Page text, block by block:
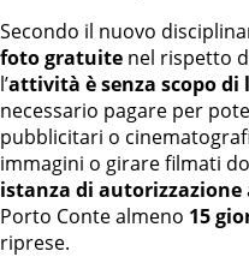
Secondo il nuovo
foto gratuite nel rispetto
l’attività è senza scopo di
necessario pagare per
pubblicitari o
immagini o girare filmati
istanza di autorizzazione
Porto Conte almeno 15
riprese.